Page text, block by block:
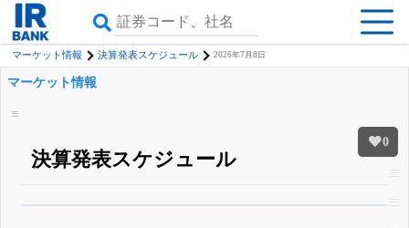
マーケット情報 決算発表スケジュール 2026年7月8日
0
マーケット情報
決算発表スケジュール